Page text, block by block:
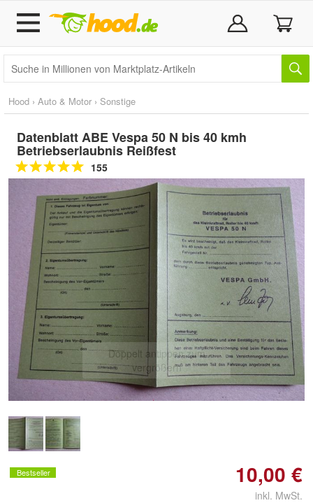
Hood › Auto & Motor › Sonstige
Datenblatt ABE Vespa 50 N bis 40 kmh
Betriebserlaubnis Reißfest
155
Doppelt antippen zum
vergrößern
Bestseller 10,00 €
inkl. MwSt.